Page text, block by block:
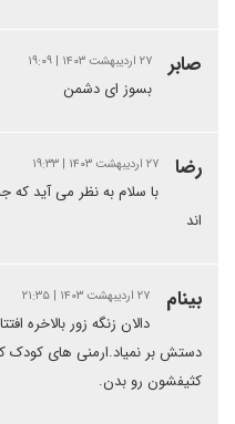
صابر ۲۷ اردیبهشت ۱۴۰۳ | ۱۹:۰۹
بسوز ای دشمن
رضا ۲۷ اردیبهشت ۱۴۰۳ | ۱۹:۳۳
با سلام به نظر می آید که
اند
بینام ۲۷ اردیبهشت ۱۴۰۳ | ۲۱:۳۵
دالان زنگه زور بالاخره
دستش بر نمیاد.ارمنی های کودک
کثیفشون رو بدن.